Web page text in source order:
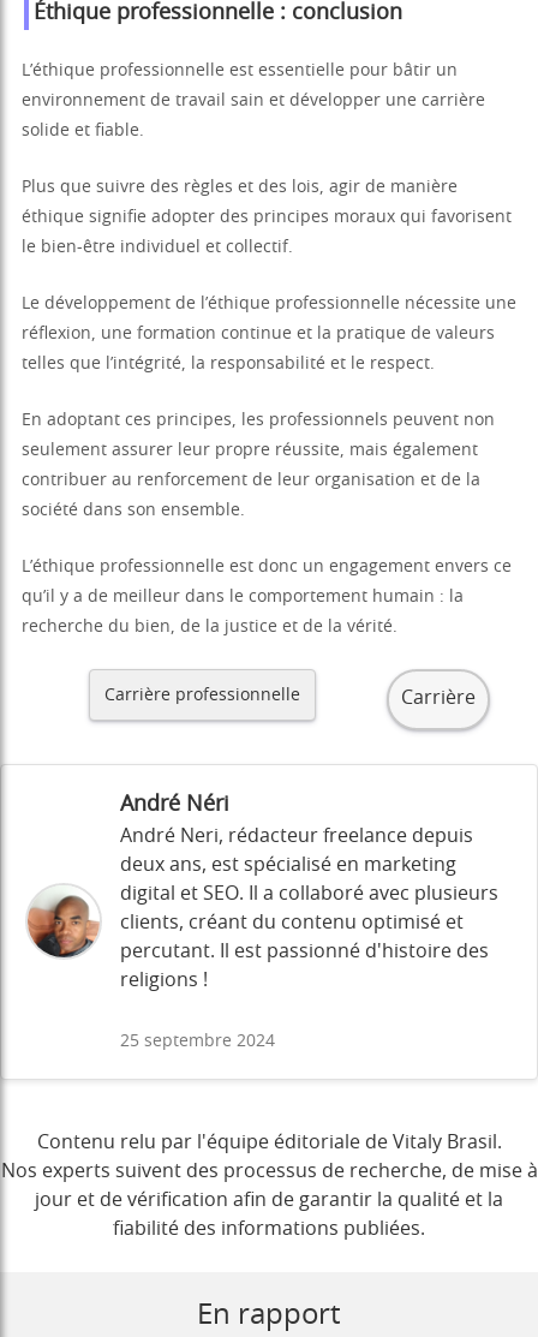
Éthique professionnelle : conclusion
L’éthique professionnelle est essentielle pour bâtir un
environnement de travail sain et développer une carrière
solide et fiable.
Plus que suivre des règles et des lois, agir de manière
éthique signifie adopter des principes moraux qui favorisent
le bien-être individuel et collectif.
Le développement de l’éthique professionnelle nécessite une
réflexion, une formation continue et la pratique de valeurs
telles que l’intégrité, la responsabilité et le respect.
En adoptant ces principes, les professionnels peuvent non
seulement assurer leur propre réussite, mais également
contribuer au renforcement de leur organisation et de la
société dans son ensemble.
L’éthique professionnelle est donc un engagement envers ce
qu’il y a de meilleur dans le comportement humain : la
recherche du bien, de la justice et de la vérité.
Carrière professionnelle Carrière
André Néri
André Neri, rédacteur freelance depuis
deux ans, est spécialisé en marketing
digital et SEO. Il a collaboré avec plusieurs
clients, créant du contenu optimisé et
percutant. Il est passionné d'histoire des
religions !
25 septembre 2024
Contenu relu par l'équipe éditoriale de Vitaly Brasil.
Nos experts suivent des processus de recherche, de mise à
jour et de vérification afin de garantir la qualité et la
fiabilité des informations publiées.
En rapport